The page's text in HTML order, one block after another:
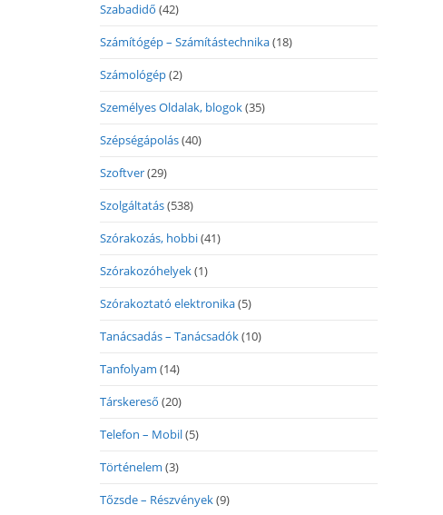
Szabadidő (42)
Számítógép – Számítástechnika(18)
Számológép(2)
Személyes Oldalak, blogok(35)
Szépségápolás(40)
Szoftver(29)
Szolgáltatás(538)
Szórakozás, hobbi(41)
Szórakozóhelyek(1)
Szórakoztató elektronika(5)
Tanácsadás – Tanácsadók(10)
Tanfolyam (14)
Társkereső (20)
Telefon – Mobil(5)
Történelem (3)
Tőzsde – Részvények(9)